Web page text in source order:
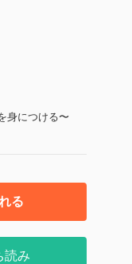
身につける〜
る
読み